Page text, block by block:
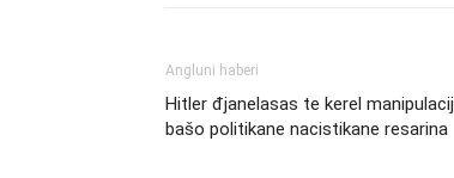
Angluni haberi
Hitler đjanelasas te kerel
bašo politikane nacistikane resarina